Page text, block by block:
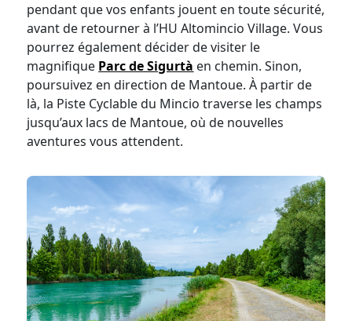
pendant que vos enfants jouent en toute sécurité,
avant de retourner à l’HU Altomincio Village. Vous
pourrez également décider de visiter le
magnifique Parc de Sigurtà en chemin. Sinon,
poursuivez en direction de Mantoue. À partir de
là, la Piste Cyclable du Mincio traverse les champs
jusqu’aux lacs de Mantoue, où de nouvelles
aventures vous attendent.